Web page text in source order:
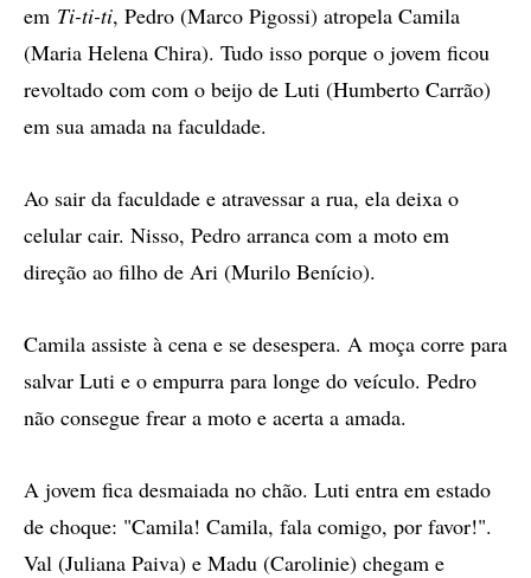
em Ti-ti-ti, Pedro (Marco Pigossi) atropela Camila
(Maria Helena Chira). Tudo isso porque o jovem ficou
revoltado com com o beijo de Luti (Humberto Carrão)
em sua amada na faculdade.
Ao sair da faculdade e atravessar a rua, ela deixa o
celular cair. Nisso, Pedro arranca com a moto em
direção ao filho de Ari (Murilo Benício).
Camila assiste à cena e se desespera. A moça corre para
salvar Luti e o empurra para longe do veículo. Pedro
não consegue frear a moto e acerta a amada.
A jovem fica desmaiada no chão. Luti entra em estado
de choque: "Camila! Camila, fala comigo, por favor!".
Val (Juliana Paiva) e Madu (Carolinie) chegam e